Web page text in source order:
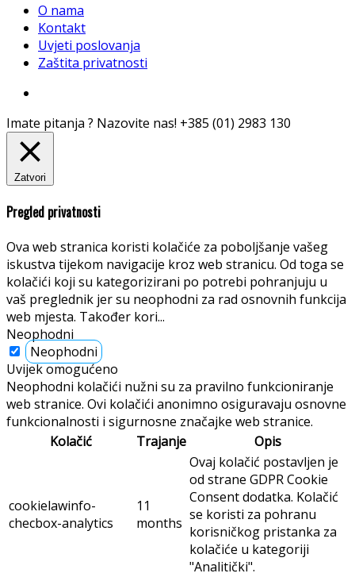
O nama
Kontakt
Uvjeti poslovanja
Zaštita privatnosti
Imate pitanja ? Nazovite nas! +385 (01) 2983 130
Zatvori
Pregled privatnosti
Ova web stranica koristi kolačiće za poboljšanje vašeg
iskustva tijekom navigacije kroz web stranicu. Od toga se
kolačići koji su kategorizirani po potrebi pohranjuju u
vaš preglednik jer su neophodni za rad osnovnih funkcija
web mjesta. Također kori...
Neophodni
Neophodni
Uvijek omogućeno
Neophodni kolačići nužni su za pravilno funkcioniranje
web stranice. Ovi kolačići anonimno osiguravaju osnovne
funkcionalnosti i sigurnosne značajke web stranice.
Kolačić
Trajanje Opis
cookielawinfo-
checbox-analytics
11
months
Ovaj kolačić postavljen je
od strane GDPR Cookie
Consent dodatka. Kolačić
se koristi za pohranu
korisničkog pristanka za
kolačiće u kategoriji
"Analitički".